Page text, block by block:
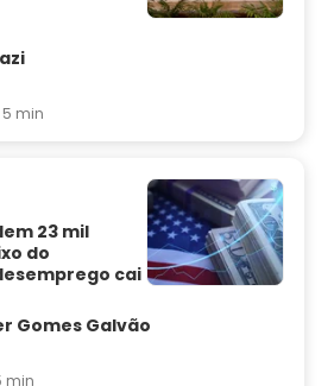
5 min
23 mil
do
cai
Gomes Galvão
min